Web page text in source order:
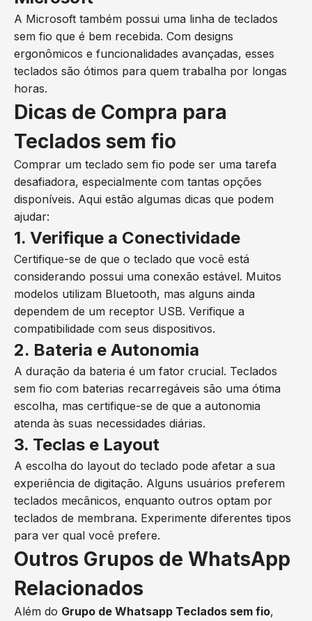
A Microsoft também possui uma linha de teclados
sem fio que é bem recebida. Com designs
ergonômicos e funcionalidades avançadas, esses
teclados são ótimos para quem trabalha por longas
horas.
Dicas de Compra para
Teclados sem fio
Comprar um teclado sem fio pode ser uma tarefa
desafiadora, especialmente com tantas opções
disponíveis. Aqui estão algumas dicas que podem
ajudar:
1. Verifique a Conectividade
Certifique-se de que o teclado que você está
considerando possui uma conexão estável. Muitos
modelos utilizam Bluetooth, mas alguns ainda
dependem de um receptor USB. Verifique a
compatibilidade com seus dispositivos.
2. Bateria e Autonomia
A duração da bateria é um fator crucial. Teclados
sem fio com baterias recarregáveis são uma ótima
escolha, mas certifique-se de que a autonomia
atenda às suas necessidades diárias.
3. Teclas e Layout
A escolha do layout do teclado pode afetar a sua
experiência de digitação. Alguns usuários preferem
teclados mecânicos, enquanto outros optam por
teclados de membrana. Experimente diferentes tipos
para ver qual você prefere.
Outros Grupos de WhatsApp
Relacionados
Além do Grupo de Whatsapp Teclados sem fio,